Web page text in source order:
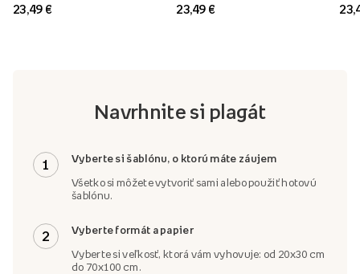
23,49 €
23,49 €
Navrhnite si plagát
1 Vyberte si šablónu, o ktorú máte záujem
Všetko si môžete vytvoriť sami alebo použiť hotovú
šablónu.
2 Vyberte formát a papier
Vyberte si veľkosť, ktorá vám vyhovuje: od 20x30 cm
do 70x100 cm.